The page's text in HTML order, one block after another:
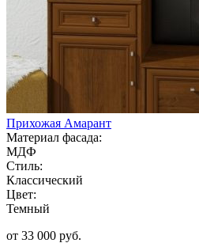
Прихожая Амарант
Материал фасада:
МДФ
Стиль:
Классический
Цвет:
Темный
от 33 000 руб.